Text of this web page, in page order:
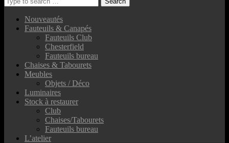
Nouveautés
Fauteuils & Canapés
Fauteuils Club
Chesterfield
Fauteuils bureau
Chaises & Tabourets
Meubles
Objets / Déco
Luminaires
Stock à restaurer
Club
Chaises/Tabourets
Fauteuils bureau
L’atelier